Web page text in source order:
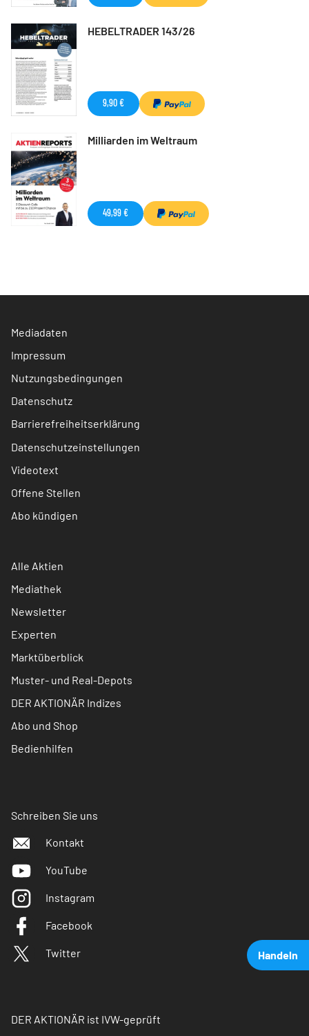
Handeln
HEBELTRADER 143/26
9,90 €
Milliarden im Weltraum
49,99 €
Mediadaten
Impressum
Nutzungsbedingungen
Datenschutz
Barrierefreiheitserklärung
Datenschutzeinstellungen
Videotext
Offene Stellen
Abo kündigen
Alle Aktien
Mediathek
Newsletter
Experten
Marktüberblick
Muster- und Real-Depots
DER AKTIONÄR Indizes
Abo und Shop
Bedienhilfen
Schreiben Sie uns
Kontakt
YouTube
Instagram
Facebook
Twitter
DER AKTIONÄR ist IVW-geprüft